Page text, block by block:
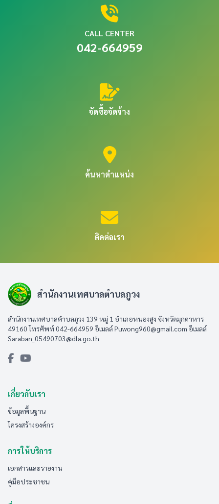
CALL CENTER
042-664959
จัดซื้อจัดจ้าง
ค้นหาตำแหน่ง
ติดต่อเรา
สำนักงานเทศบาลตำบลภูวง
สำนักงานเทศบาลตำบลภูวง 139 หมู่ 1 อำเภอหนองสูง จังหวัดมุกดาหาร
49160 โทรศัพท์ 042-664959 อีเมลล์Puwong960@gmail.com อีเมลล์
Saraban_05490703@dla.go.th
เกี่ยวกับเรา
ข้อมูลพื้นฐาน
โครงสร้างองค์กร
การให้บริการ
เอกสารและรายงาน
คู่มือประชาชน